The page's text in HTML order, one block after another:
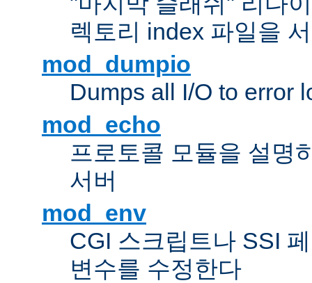
렉토리 index 파일을
mod_dumpio
Dumps all I/O to error
mod_echo
프로토콜 모듈을 설명
서버
mod_env
CGI 스크립트나 SSI
변수를 수정한다